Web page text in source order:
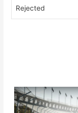
Rejected